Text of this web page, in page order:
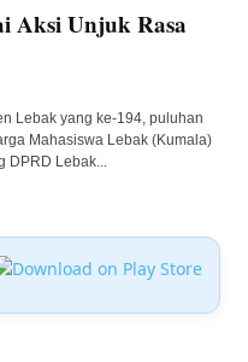
Aksi Unjuk Rasa
Lebak yang ke-194, puluhan
Mahasiswa Lebak (Kumala)
Lebak...